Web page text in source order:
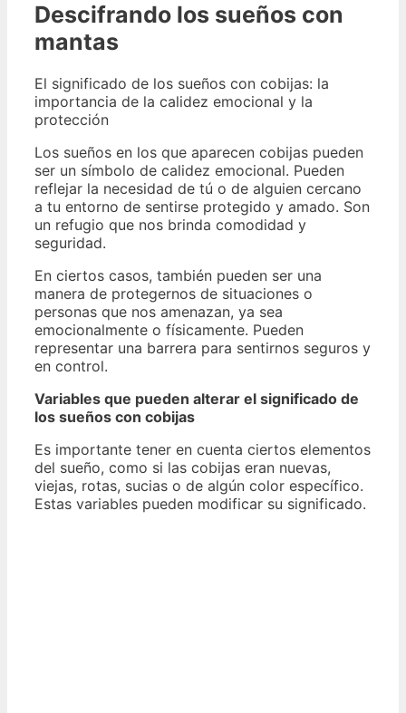
Descifrando los sueños con
mantas
El significado de los sueños con cobijas: la
importancia de la calidez emocional y la
protección
Los sueños en los que aparecen cobijas pueden
ser un símbolo de calidez emocional. Pueden
reflejar la necesidad de tú o de alguien cercano
a tu entorno de sentirse protegido y amado. Son
un refugio que nos brinda comodidad y
seguridad.
En ciertos casos, también pueden ser una
manera de protegernos de situaciones o
personas que nos amenazan, ya sea
emocionalmente o físicamente. Pueden
representar una barrera para sentirnos seguros y
en control.
Variables que pueden alterar el significado de
los sueños con cobijas
Es importante tener en cuenta ciertos elementos
del sueño, como si las cobijas eran nuevas,
viejas, rotas, sucias o de algún color específico.
Estas variables pueden modificar su significado.